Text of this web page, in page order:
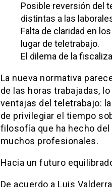
Posible reversión del
distintas a las
Falta de claridad en
lugar de teletrabajo.
El dilema de la
La nueva normativa
de las horas trabajadas,
ventajas del teletrabajo:
de privilegiar el tiempo
filosofía que ha hecho
muchos profesionales.
Hacia un futuro
De acuerdo a Luis